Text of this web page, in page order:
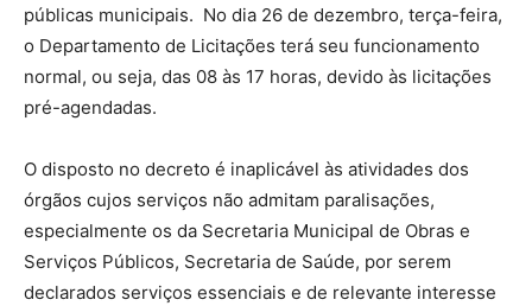
públicas municipais. No dia 26 de dezembro, terça-feira,
o Departamento de Licitações terá seu funcionamento
normal, ou seja, das 08 às 17 horas, devido às licitações
pré-agendadas.
O disposto no decreto é inaplicável às atividades dos
órgãos cujos serviços não admitam paralisações,
especialmente os da Secretaria Municipal de Obras e
Serviços Públicos, Secretaria de Saúde, por serem
declarados serviços essenciais e de relevante interesse